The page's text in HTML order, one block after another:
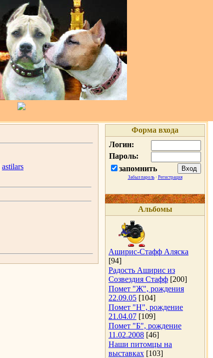
astilars
Форма входа
Логин:
Пароль:
запомнить
Забыл пароль· Регистрация
Альбомы
Аширис-Стафф Аляска
[94]
Радость Аширис из
Созвездия Стафф [200]
Помет "Ж", рождения
22.09.05 [104]
Помет "Н", рождение
21.04.07 [109]
Помет "Б", рождение
11.02.2008 [46]
Наши питомцы на
выставках [103]